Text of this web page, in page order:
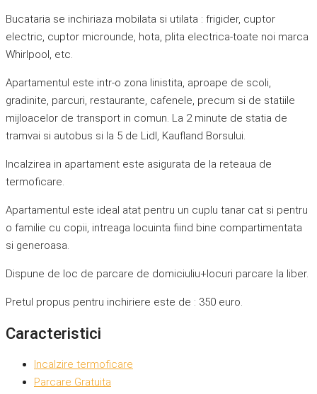
Bucataria se inchiriaza mobilata si utilata : frigider, cuptor
electric, cuptor microunde, hota, plita electrica-toate noi marca
Whirlpool, etc.
Apartamentul este intr-o zona linistita, aproape de scoli,
gradinite, parcuri, restaurante, cafenele, precum si de statiile
mijloacelor de transport in comun. La 2 minute de statia de
tramvai si autobus si la 5 de Lidl, Kaufland Borsului.
Incalzirea in apartament este asigurata de la reteaua de
termoficare.
Apartamentul este ideal atat pentru un cuplu tanar cat si pentru
o familie cu copii, intreaga locuinta fiind bine compartimentata
si generoasa.
Dispune de loc de parcare de domiciuliu+locuri parcare la liber.
Pretul propus pentru inchiriere este de : 350 euro.
Caracteristici
Incalzire termoficare
Parcare Gratuita